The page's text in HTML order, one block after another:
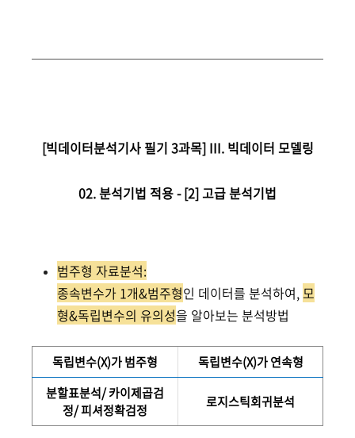
[빅데이터분석기사 필기 3과목] III. 빅데이터 모델링
02. 분석기법 적용 -[2] 고급 분석기법
범주형 자료분석:
종속변수가 1개&범주형인 데이터를 분석하여,모
형&독립변수의 유의성을 알아보는 분석방법
독립변수(X)가 범주형
독립변수(X)가 연속형
분할표분석/ 카이제곱검
정/ 피셔정확검정
로지스틱회귀분석